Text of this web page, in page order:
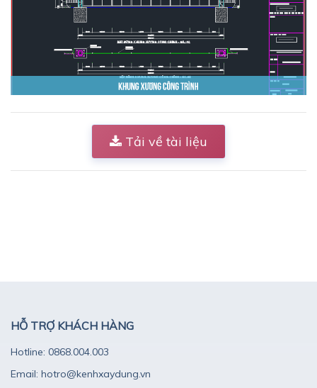
Tải về tài liệu
HỖ TRỢ KHÁCH HÀNG
Hotline: 0868.004.003
Email: hotro@kenhxaydung.vn